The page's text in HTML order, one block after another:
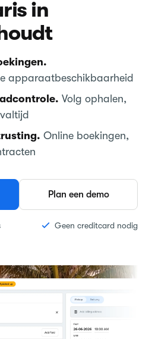
in
apparaatbeschikbaarheid
Volg ophalen,
Online boekingen,
Plan een demo
Geen creditcard nodig